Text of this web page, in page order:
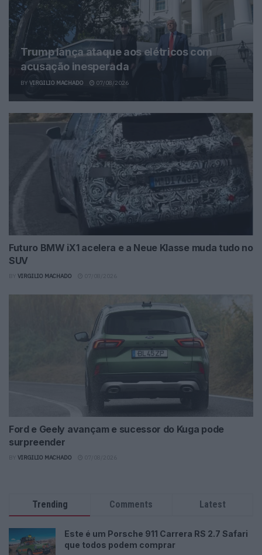
Trump lança ataque aos elétricos com
acusação inesperada
BY VIRGILIO MACHADO 07/08/2026
Futuro BMW iX1 acelera e a Neue Klasse muda tudo no
SUV
VIRGILIO MACHADO
Ford e Geely avançam e sucessor do Kuga pode
surpreender
VIRGILIO MACHADO
Trending Comments Latest
Este é um Porsche 911 Carrera RS 2.7 Safari
que todos podem comprar